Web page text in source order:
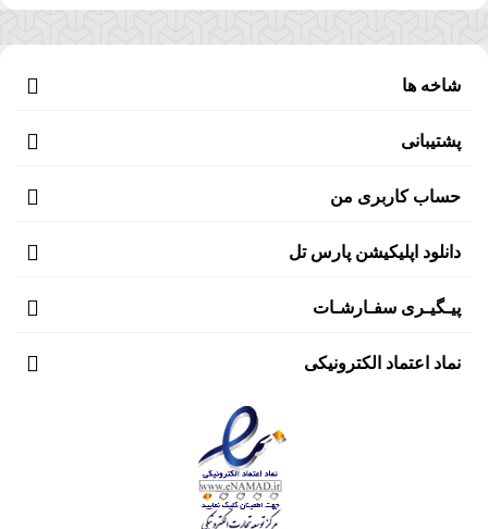
شاخه ها
پشتیبانی
حساب کاربری من
دانلود اپلیکیشن پارس تل
پیـگیـری سفـارشـات
نماد اعتماد الکترونیکی